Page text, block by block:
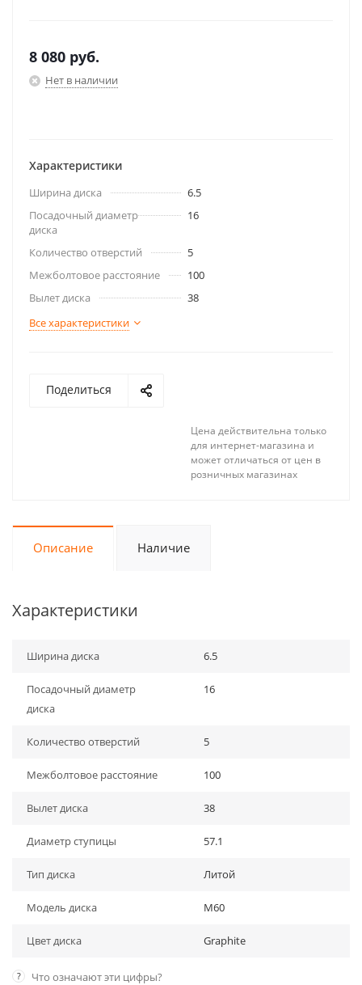
8 080 руб.
Нет в наличии
Характеристики
Ширина диска
6.5
Посадочный диаметр
диска
16
Количество отверстий
5
Межболтовое расстояние
100
Вылет диска
38
Все характеристики
Поделиться
Цена действительна только
для интернет-магазина и
может отличаться от цен в
розничных магазинах
Описание Наличие
Характеристики
Ширина диска 6.5
Посадочный диаметр
диска
16
Количество отверстий 5
Межболтовое расстояние 100
Вылет диска 38
Диаметр ступицы 57.1
Тип диска Литой
Модель диска M60
Цвет диска Graphite
? Что означают эти цифры?